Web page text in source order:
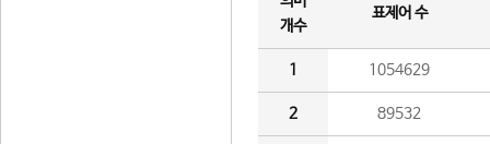
개수
표제어 수
1 1054629
2 89532